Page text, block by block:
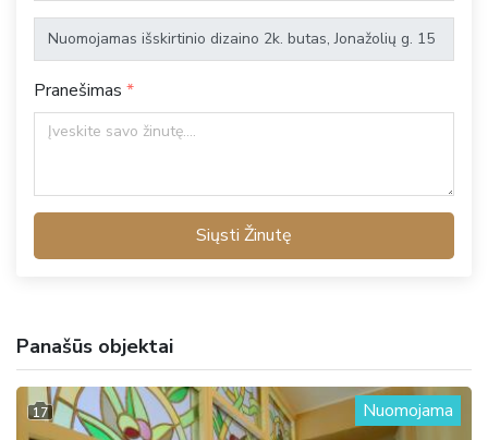
Pranešimas
Siųsti Žinutę
Panašūs objektai
17 Nuomojama